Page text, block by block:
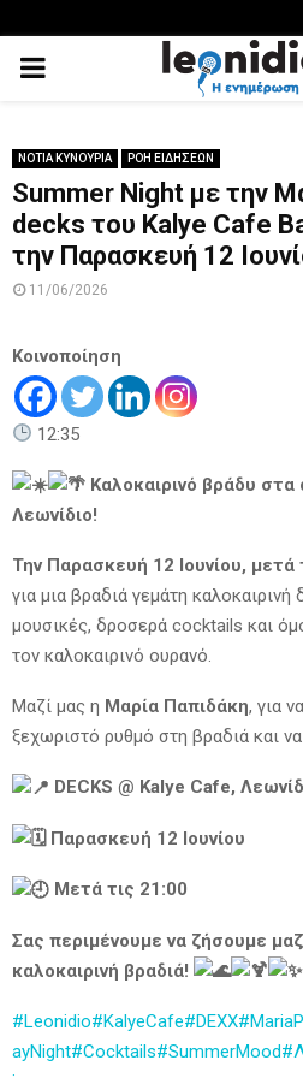
PRIMARY
ΝΟΤΙΑ ΚΥΝΟΥΡΙΑ ΡΟΗ ΕΙΔΗΣΕΩΝ
Summer Night με την
decks του Kalye Cafe
την Παρασκευή 12
11/06/2026
Κοινοποίηση
12:35
Καλοκαιρινό βράδυ
Λεωνίδιο!
Την Παρασκευή 12 Ιουνίου, μετά
για μια βραδιά γεμάτη καλοκαιρινή
μουσικές, δροσερά cocktails και
τον καλοκαιρινό ουρανό.
Μαζί μας η Μαρία Παπιδάκη, για
ξεχωριστό ρυθμό στη βραδιά και
DECKS @ Kalye Cafe,
Παρασκευή 12 Ιουνίου
Μετά τις 21:00
Σας περιμένουμε να ζήσουμε
καλοκαιρινή βραδιά!
#Leonidio#KalyeCafe#DEXX
ayNight#Cocktails#SummerMood